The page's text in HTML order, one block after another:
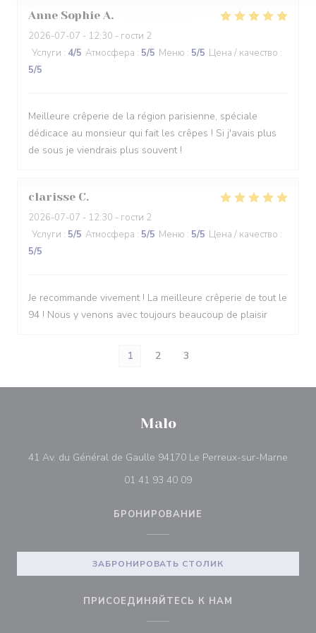
Anne Sophie A
2026-07-07 - 12:30 - гости 2
Услуги : 4/5 Атмосфера : 5/5 Меню : 5/5 Цена / качество :
5/5
Meilleure crêperie de la région parisienne, spéciale
dédicace au monsieur qui fait les crêpes ! Si j'avais plus
de sous je viendrais plus souvent !
clarisse C
2026-07-07 - 12:30 - гости 2
Услуги : 5/5 Атмосфера : 5/5 Меню : 5/5 Цена / качество :
5/5
Je recommande vivement ! La meilleure crêperie de tout le
94 ! Nous y venons avec toujours beaucoup de plaisir
1 2 3
Malo
41 Av. du Général de Gaulle 94170 Le Perreux-sur-Marne
01 41 93 40 09
БРОНИРОВАНИЕ
ЗАБРОНИРОВАТЬ СТОЛИК
ПРИСОЕДИНЯЙТЕСЬ К НАМ